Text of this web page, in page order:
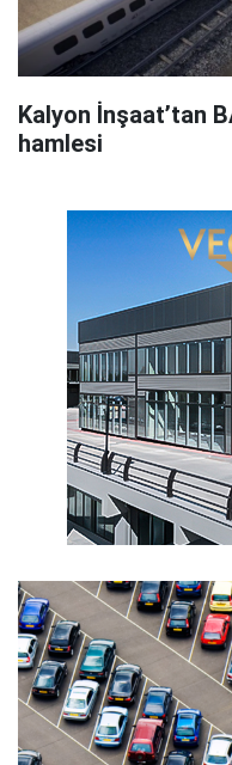
Kalyon İnşaat’tan
hamlesi